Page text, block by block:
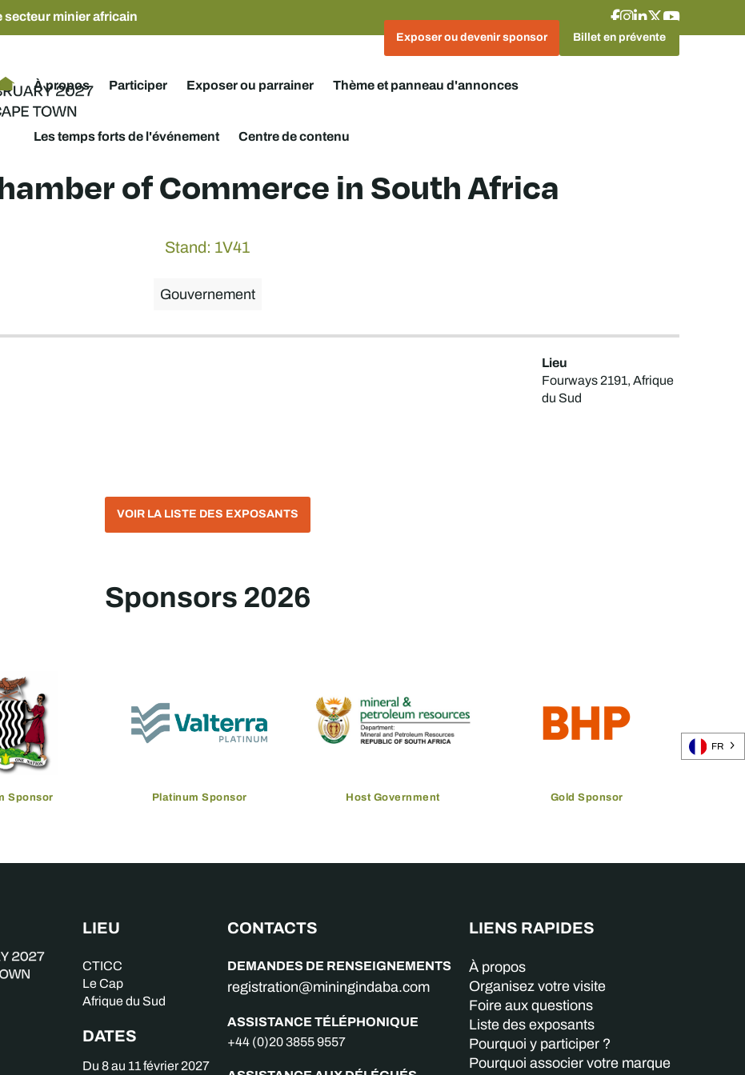
minier africain
Exposer ou devenir sponsor Billet en prévente
À propos Participer Exposer ou parrainer Thème et panneau d'annonces
Les temps forts de l'événement Centre de contenu
of Commerce in South Africa
Stand: 1V41
Gouvernement
Lieu
Fourways 2191, Afrique
du Sud
VOIR LA LISTE DES EXPOSANTS
Sponsors 2026
Sponsor Platinum Sponsor Host Government Gold Sponsor
LIEU
CTICC
Le Cap
Afrique du Sud
DATES
Du 8 au 11 février 2027
CONTACTS
DEMANDES DE RENSEIGNEMENTS
registration@miningindaba.com
ASSISTANCE TÉLÉPHONIQUE
+44 (0)20 3855 9557
LIENS RAPIDES
À propos
Organisez votre visite
Foire aux questions
Liste des exposants
Pourquoi y participer ?
Pourquoi associer votre marque
FR